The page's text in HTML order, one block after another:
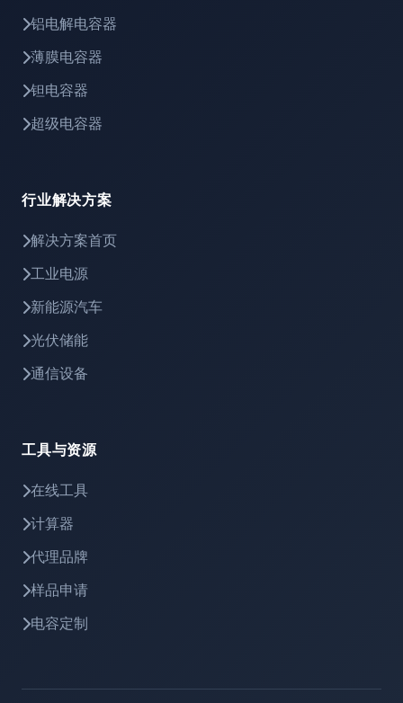
铝电解电容器
薄膜电容器
钽电容器
超级电容器
行业解决方案
解决方案首页
工业电源
新能源汽车
光伏储能
通信设备
工具与资源
在线工具
计算器
代理品牌
样品申请
电容定制